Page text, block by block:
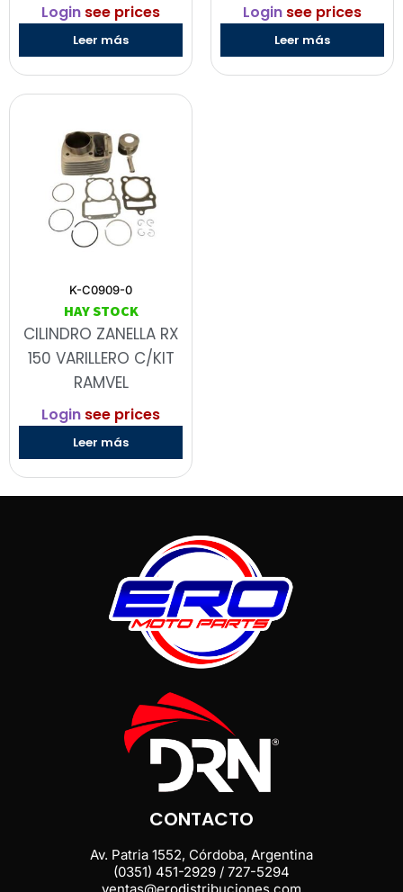
Login see prices
Leer más
Login see prices
Leer más
K-C0909-0
HAY STOCK
CILINDRO ZANELLA RX
150 VARILLERO C/KIT
RAMVEL
Login see prices
Leer más
CONTACTO
Av. Patria 1552, Córdoba, Argentina
(0351) 451-2929 / 727-5294
ventas@erodistribuciones.com